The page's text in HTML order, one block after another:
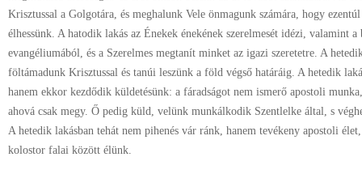
Krisztussal a Golgotára, és meghalunk Vele önmagunk számára, hogy
élhessünk. A hatodik lakás az Énekek énekének szerelmesét idézi, valamint a
evangéliumából, és a Szerelmes megtanít minket az igazi szeretetre. A
föltámadunk Krisztussal és tanúi leszünk a föld végső határáig. A hetedik
hanem ekkor kezdődik küldetésünk: a fáradságot nem ismerő apostoli
ahová csak megy. Ő pedig küld, velünk munkálkodik Szentlelke által, s
A hetedik lakásban tehát nem pihenés vár ránk, hanem tevékeny apostoli
kolostor falai között élünk.